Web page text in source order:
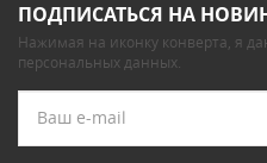
ПОДПИСАТЬСЯ НА
Нажимая на иконку конверта, я
персональных данных.